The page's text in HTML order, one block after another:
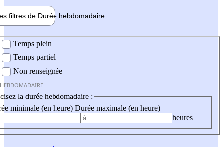
filtres de Durée hebdomadaire
Temps plein
Temps partiel
Non renseignée
la durée hebdomadaire :
minimale (en heure) Durée maximale (en heure)
heures